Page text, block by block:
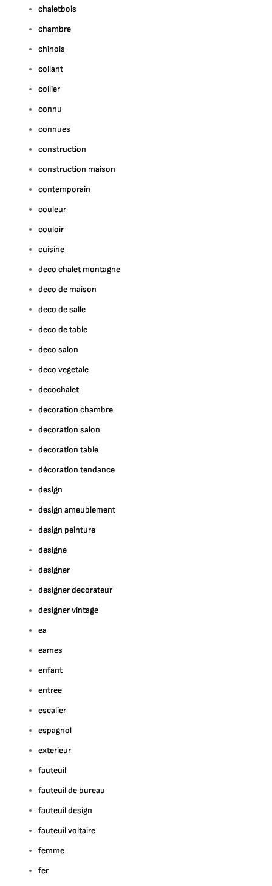
chaletbois
chambre
chinois
collant
collier
connu
connues
construction
construction maison
contemporain
couleur
couloir
cuisine
deco chalet montagne
deco de maison
deco de salle
deco de table
deco salon
deco vegetale
decochalet
decoration chambre
decoration salon
decoration table
décoration tendance
design
design ameublement
design peinture
designe
designer
designer decorateur
designer vintage
ea
eames
enfant
entree
escalier
espagnol
exterieur
fauteuil
fauteuil de bureau
fauteuil design
fauteuil voltaire
femme
fer